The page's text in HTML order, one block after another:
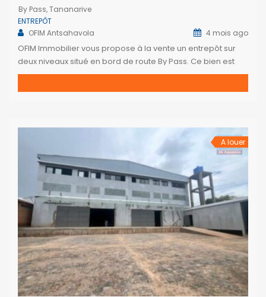
By Pass, Tananarive
ENTREPÔT
OFIM Antsahavola
4 mois ago
OFIM Immobilier vous propose à la vente un entrepôt sur
deux niveaux situé en bord de route By Pass. Ce bien est
idéal pour un atelier ou un dépôt. Édifié sur un terrain de
A louer